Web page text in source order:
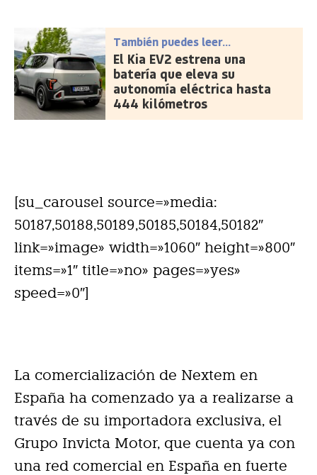
También puedes leer...
El Kia EV2 estrena una
batería que eleva su
autonomía eléctrica hasta
444 kilómetros
[su_carousel source=»media:
50187,50188,50189,50185,50184,50182″
link=»image» width=»1060″ height=»800″
items=»1″ title=»no» pages=»yes»
speed=»0″]
La comercialización de Nextem en
España ha comenzado ya a realizarse a
través de su importadora exclusiva, el
Grupo Invicta Motor, que cuenta ya con
una red comercial en España en fuerte